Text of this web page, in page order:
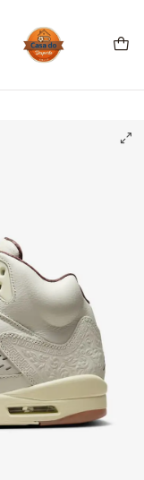
Jordan 5